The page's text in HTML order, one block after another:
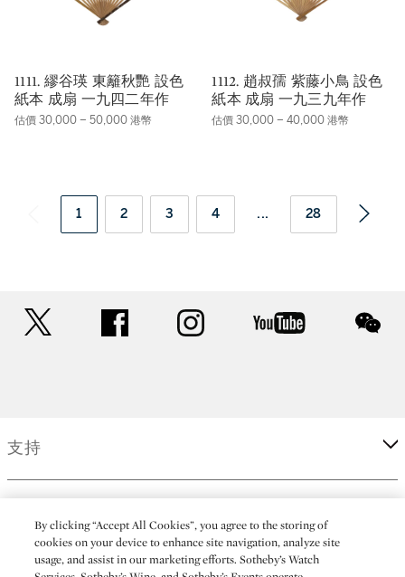
1111. 繆谷瑛 東籬秋艷 設色
紙本 成扇 一九四二年作
估價 30,000 – 50,000 港幣
1112. 趙叔孺 紫藤小鳥 設色
紙本 成扇 一九三九年作
估價 30,000 – 40,000 港幣
1 2 3 4 ... 28
facebook instagram youtube
支持
By clicking “Accept All Cookies”, you agree to the storing of
cookies on your device to enhance site navigation, analyze site
usage, and assist in our marketing efforts. Sotheby’s Watch